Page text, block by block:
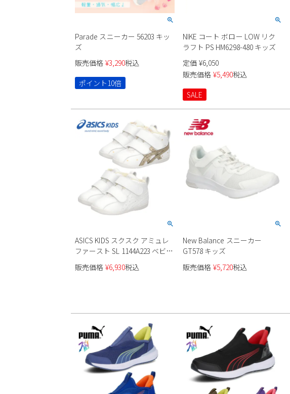
Parade スニーカー 56203 キッ
ズ
販売価格 ¥3,290税込
ポイント10倍
NIKE コート ボロー LOW リク
ラフト PS HM6298-480 キッズ
定価 ¥6,050
販売価格 ¥5,490税込
SALE
ASICS KIDS スクスク アミュレ
ファースト SL 1144A223 ベビー
ファーストシューズ
販売価格 ¥6,930税込
New Balance スニーカー
GT578 キッズ
販売価格 ¥5,720税込